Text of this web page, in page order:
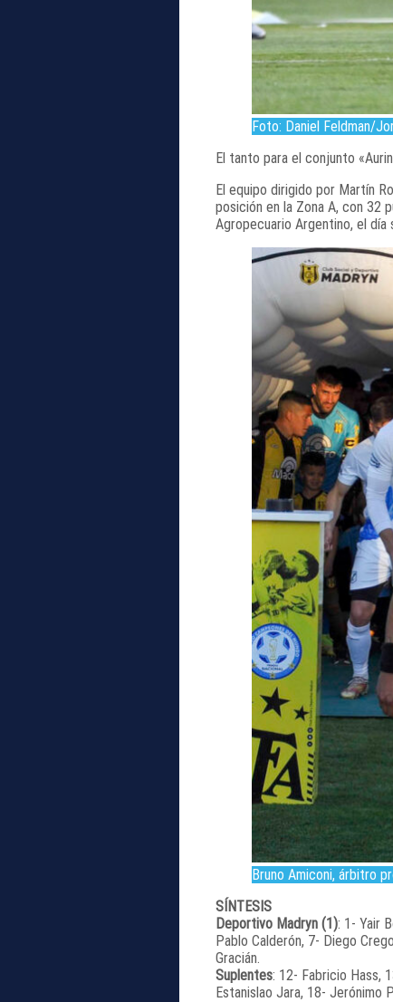
Foto: Daniel Feldman/
El tanto para el conjunto
El equipo dirigido por Martín
posición en la Zona A, con 32
Agropecuario Argentino, el día
Bruno Amiconi, árbitro
SÍNTESIS
Deportivo Madryn (1): 1- Yair
Pablo Calderón, 7- Diego
Gracián.
Suplentes: 12- Fabricio Hass,
Estanislao Jara, 18- Jerónimo